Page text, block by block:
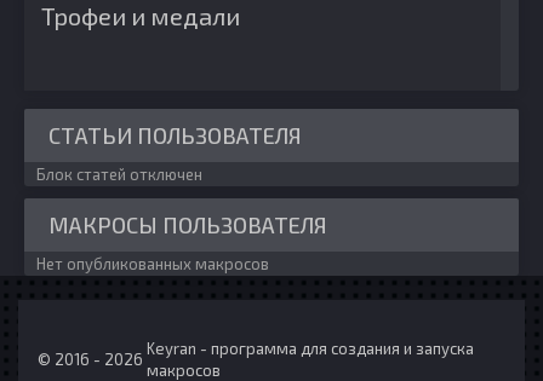
Трофеи и медали
СТАТЬИ ПОЛЬЗОВАТЕЛЯ
Блок статей отключен
МАКРОСЫ ПОЛЬЗОВАТЕЛЯ
Нет опубликованных макросов
© 2016 - 2026
Keyran - программа для создания и запуска
макросов